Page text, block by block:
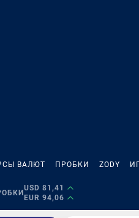
ВАЛЮТ ПРОБКИ ZODY
USD 81,41
EUR 94,06